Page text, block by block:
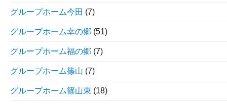
グループホーム今田 (7)
グループホーム幸の郷 (51)
グループホーム福の郷 (7)
グループホーム篠山 (7)
グループホーム篠山東 (18)